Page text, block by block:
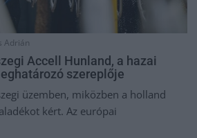
Adrián
Accell Hunland, a hazai
szereplője
üzemben, miközben a holland
kért. Az európai